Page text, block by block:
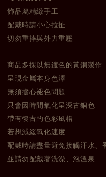
飾品屬精緻手工
配戴時請小心拉扯
切勿重摔與外力重壓
商品多採以無鍍色的黃銅製作
呈現金屬本身色澤
無須擔心褪色問題
只會因時間氧化呈深古銅色
帶有復古的色彩風格
若想減緩氧化速度
配戴時請盡量避免接觸汗水、
並請勿配戴著洗澡、泡溫泉